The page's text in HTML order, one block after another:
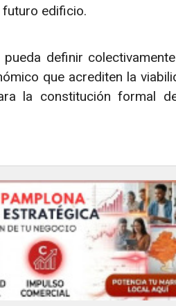
edificio.
definir
que acrediten la
la constitución formal